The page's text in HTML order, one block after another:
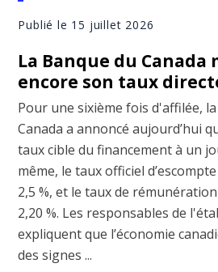
Publié le 15 juillet 2026
La Banque du
encore son taux
Pour une sixième fois d'affilée,
Canada a annoncé aujourd’hui
taux cible du financement à un
même, le taux officiel
2,5 %, et le taux de
2,20 %. Les responsables de
expliquent que l’économie
des signes ...